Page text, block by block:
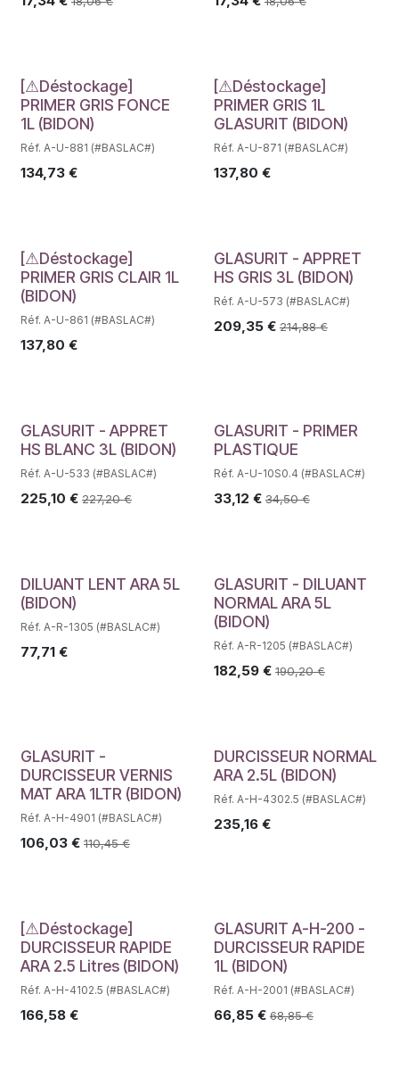
Déstockage
[⚠Déstockage]
PRIMER GRIS FONCE
1L (BIDON)
Réf. A-U-881 (#BASLAC#)
134,73 €
Déstockage
[⚠Déstockage]
PRIMER GRIS 1L
GLASURIT (BIDON)
Réf. A-U-871 (#BASLAC#)
137,80 €
Déstockage
[⚠Déstockage]
PRIMER GRIS CLAIR 1L
(BIDON)
Réf. A-U-861 (#BASLAC#)
137,80 €
GLASURIT - APPRET
HS GRIS 3L (BIDON)
Réf. A-U-573 (#BASLAC#)
209,35€ 214,88€
GLASURIT - APPRET
HS BLANC 3L (BIDON)
Réf. A-U-533 (#BASLAC#)
225,10 € 227,20€
GLASURIT - PRIMER
PLASTIQUE
Réf. A-U-10S0.4 (#BASLAC#)
33,12 € 34,50€
Déstockage
DILUANT LENT ARA 5L
(BIDON)
Réf. A-R-1305 (#BASLAC#)
77,71 €
GLASURIT - DILUANT
NORMAL ARA 5L
(BIDON)
Réf. A-R-1205 (#BASLAC#)
182,59€ 190,20€
GLASURIT -
DURCISSEUR VERNIS
MAT ARA 1LTR (BIDON)
Réf. A-H-4901 (#BASLAC#)
106,03 € 110,45€
Déstockage
DURCISSEUR NORMAL
ARA 2.5L (BIDON)
Réf. A-H-4302.5 (#BASLAC#)
235,16€
Déstockage
[⚠Déstockage]
DURCISSEUR RAPIDE
ARA 2.5 Litres (BIDON)
Réf. A-H-4102.5 (#BASLAC#)
166,58 €
GLASURIT A-H-200 -
DURCISSEUR RAPIDE
1L (BIDON)
Réf. A-H-2001 (#BASLAC#)
66,85€ 68,85€